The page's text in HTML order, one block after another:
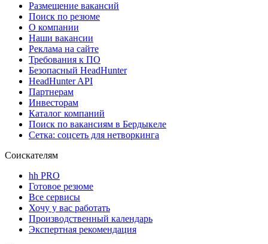
Размещение вакансий
Поиск по резюме
О компании
Наши вакансии
Реклама на сайте
Требования к ПО
Безопасный HeadHunter
HeadHunter API
Партнерам
Инвесторам
Каталог компаний
Поиск по вакансиям в Бердыкеле
Сетка: соцсеть для нетворкинга
Соискателям
hh PRO
Готовое резюме
Все сервисы
Хочу у вас работать
Производственный календарь
Экспертная рекомендация